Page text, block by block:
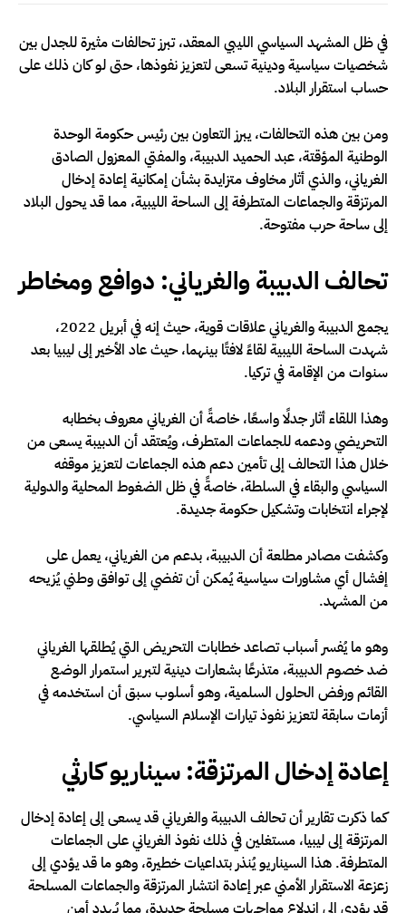
في ظل المشهد السياسي الليبي المعقد، تبرز تحالفات مثيرة للجدل بين
شخصيات سياسية ودينية تسعى لتعزيز نفوذها، حتى لو كان ذلك على
حساب استقرار البلاد.
ومن بين هذه التحالفات، يبرز التعاون بين رئيس حكومة الوحدة
الوطنية المؤقتة، عبد الحميد الدبيبة، والمفتي المعزول الصادق
الغرياني، والذي أثار مخاوف متزايدة بشأن إمكانية إعادة إدخال
المرتزقة والجماعات المتطرفة إلى الساحة الليبية، مما قد يحول البلاد
إلى ساحة حرب مفتوحة.
تحالف الدبيبة والغرياني: دوافع ومخاطر
يجمع الدبيبة والغرياني علاقات قوية، حيث إنه في أبريل 2022،
شهدت الساحة الليبية لقاءً لافتًا بينهما، حيث عاد الأخير إلى ليبيا بعد
سنوات من الإقامة في تركيا.
وهذا اللقاء أثار جدلًا واسعًا، خاصةً أن الغرياني معروف بخطابه
التحريضي ودعمه للجماعات المتطرف، ويُعتقد أن الدبيبة يسعى من
خلال هذا التحالف إلى تأمين دعم هذه الجماعات لتعزيز موقفه
السياسي والبقاء في السلطة، خاصةً في ظل الضغوط المحلية والدولية
لإجراء انتخابات وتشكيل حكومة جديدة.
وكشفت مصادر مطلعة أن الدبيبة، بدعم من الغرياني، يعمل على
إفشال أي مشاورات سياسية يُمكن أن تفضي إلى توافق وطني يُزيحه
من المشهد.
وهو ما يُفسر أسباب تصاعد خطابات التحريض التي يُطلقها الغرياني
ضد خصوم الدبيبة، متذرعًا بشعارات دينية لتبرير استمرار الوضع
القائم ورفض الحلول السلمية، وهو أسلوب سبق أن استخدمه في
أزمات سابقة لتعزيز نفوذ تيارات الإسلام السياسي.
إعادة إدخال المرتزقة: سيناريو كارثي
كما ذكرت تقارير أن تحالف الدبيبة والغرياني قد يسعى إلى إعادة إدخال
المرتزقة إلى ليبيا، مستغلين في ذلك نفوذ الغرياني على الجماعات
المتطرفة. هذا السيناريو يُنذر بتداعيات خطيرة، وهو ما قد يؤدي إلى
زعزعة الاستقرار الأمني عبر إعادة انتشار المرتزقة والجماعات المسلحة
قد يؤدي إلى اندلاع مواجهات مسلحة جديدة، مما يُهدد أمن